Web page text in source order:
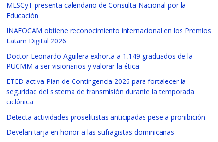
MESCyT presenta calendario de Consulta Nacional por la
Educación
INAFOCAM obtiene reconocimiento internacional en los Premios
Latam Digital 2026
Doctor Leonardo Aguilera exhorta a 1,149 graduados de la
PUCMM a ser visionarios y valorar la ética
ETED activa Plan de Contingencia 2026 para fortalecer la
seguridad del sistema de transmisión durante la temporada
ciclónica
Detecta actividades proselitistas anticipadas pese a prohibición
Develan tarja en honor a las sufragistas dominicanas